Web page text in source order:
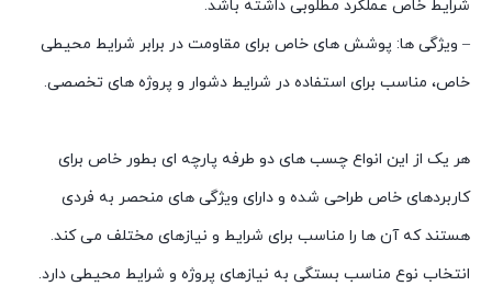
شرایط خاص عملکرد مطلوبی داشته باشد.
– ویژگی ها: پوشش های خاص برای مقاومت در برابر شرایط محیطی
خاص، مناسب برای استفاده در شرایط دشوار و پروژه های تخصصی.
هر یک از این انواع چسب های دو طرفه پارچه ای بطور خاص برای
کاربردهای خاص طراحی شده و دارای ویژگی های منحصر به فردی
هستند که آن ها را مناسب برای شرایط و نیازهای مختلف می کند.
انتخاب نوع مناسب بستگی به نیازهای پروژه و شرایط محیطی دارد.